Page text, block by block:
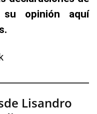
su opinión aquí
Lisandro